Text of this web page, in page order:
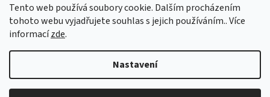
Tento web používá soubory cookie. Dalším procházením
tohoto webu vyjadřujete souhlas s jejich používáním.. Více
informacízde.
Nastavení
Copyright 2026Čmáralkov. Všechna práva vyhrazena.Upravit